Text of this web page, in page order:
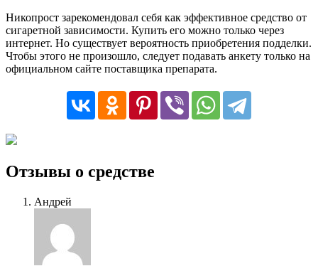
Никопрост зарекомендовал себя как эффективное средство от
сигаретной зависимости. Купить его можно только через
интернет. Но существует вероятность приобретения подделки.
Чтобы этого не произошло, следует подавать анкету только на
официальном сайте поставщика препарата.
Отзывы о средстве
Андрей